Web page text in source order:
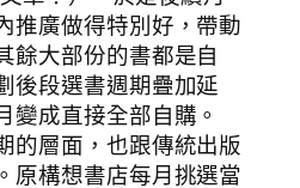
推廣做得特別好，帶動
餘大部份的書都是自
後段選書週期疊加延
變成直接全部自購。
的層面，也跟傳統出版
原構想書店每月挑選當